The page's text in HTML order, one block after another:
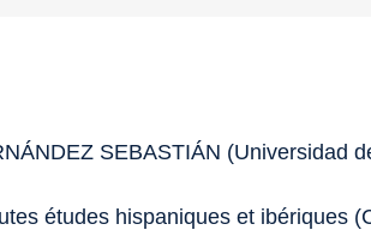
SEBASTIÁN (Universidad
études hispaniques et ibériques